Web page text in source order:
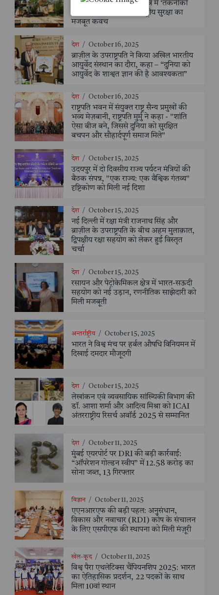
एआरडीई, पुणे दौरा | रक्षा क्षेत्र में ‘तकनीकी
आत्मनिर्भरता’ को बताया राष्ट्रीय सुरक्षा का
मजबूत कवच
देश / October 16, 2025
ब्राज़ील के उपराष्ट्रपति ने किया अखिल भारतीय
आयुर्वेद संस्थान का दौरा, कहा – “दुनिया को
आयुर्वेद के शाश्वत ज्ञान की है आवश्यकता”
देश / October 16, 2025
राष्ट्रपति भवन में संयुक्त राष्ट्र सैन्य प्रमुखों की
भव्य मेज़बानी, राष्ट्रपति मुर्मु ने कहा - "शांति
ऐसा बीज बने, जिससे दुनिया को सुरक्षित
बचपन और सौहार्दपूर्ण समाज मिले"
देश / October 15, 2025
उदयपुर में दो दिवसीय राज्य पर्यटन मंत्रियों की
बैठक संपन्न, "एक राज्य: एक वैश्विक गंतव्य"
दृष्टिकोण को मिली नई दिशा
देश / October 15, 2025
नई दिल्ली में रक्षा मंत्री राजनाथ सिंह और
ब्राज़ील के उपराष्ट्रपति के बीच अहम मुलाक़ात,
द्विपक्षीय रक्षा सहयोग को लेकर हुई विस्तृत
चर्चा
देश / October 15, 2025
रसायन और पेट्रोकेमिकल क्षेत्र में भारत-सऊदी
सहयोग को नई उड़ान, रणनीतिक साझेदारी को
मिली मजबूती
अन्तर्राष्ट्रीय / October 15, 2025
भारत ने विश्व मंच पर हर्बल औषधि विनियमन में
दिखाई दमदार मौजूदगी
देश / October 15, 2025
लेखांकन एवं व्यवसायिक सांख्यिकी विभाग की
डॉ. आशा शर्मा और आदित्य मिश्रा को ICAI
अंतरराष्ट्रीय रिसर्च अवॉर्ड 2025 से सम्मानित
देश / October 11, 2025
मुंबई एयरपोर्ट पर DRI की बड़ी कार्रवाई:
“ऑपरेशन गोल्डन स्वीप” में 12.58 करोड़ का
सोना जब्त, 13 गिरफ्तार
विज्ञान / October 11, 2025
एएनआरएफ की बड़ी पहल: अनुसंधान,
विकास और नवाचार (RDI) कोष के संचालन
के लिए एसपीएफ की स्थापना को मिली मंज़ूरी
खेल-कूद / October 11, 2025
विश्व पैरा एथलेटिक्स चैंपियनशिप 2025: भारत
का ऐतिहासिक प्रदर्शन, 22 पदकों के साथ
मिला 10वां स्थान